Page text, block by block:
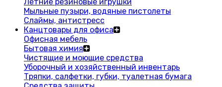
Мыльные пузыри, водяные пистолеты
Слаймы, антистресс
Канцтовары для офиса
Офисная мебель
Бытовая химия
Чистящие и моющие средства
Уборочный и хозяйственный инвентарь
Тряпки, салфетки, губки, туалетная бумага